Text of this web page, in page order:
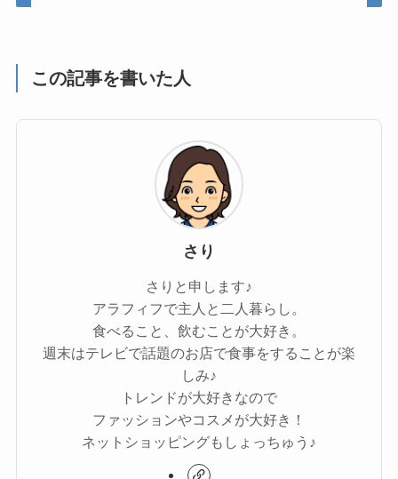
この記事を書いた人
さり
さりと申します♪
アラフィフで主人と二人暮らし。
食べること、飲むことが大好き。
週末はテレビで話題のお店で食事をすることが楽
しみ♪
トレンドが大好きなので
ファッションやコスメが大好き！
ネットショッピングもしょっちゅう♪